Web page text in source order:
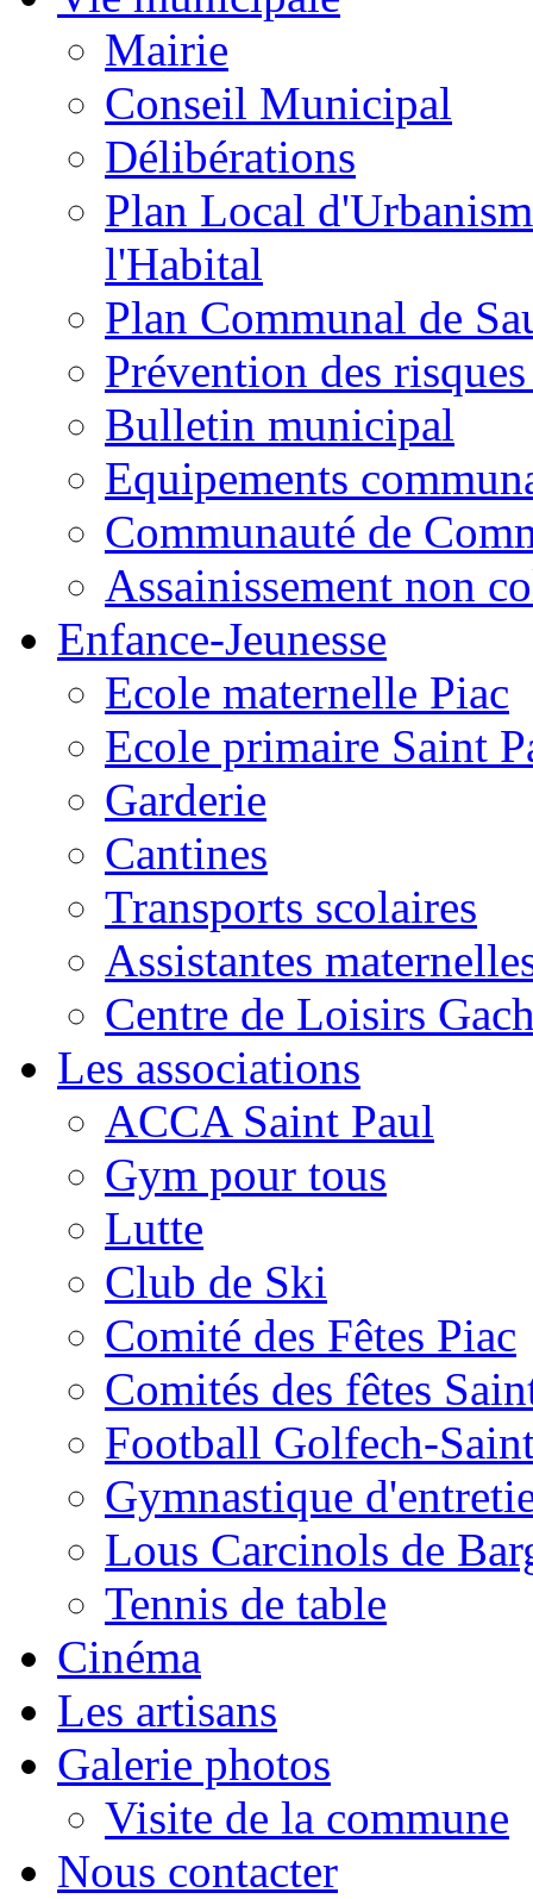
Mairie
Conseil Municipal
Délibérations
Plan Local
l'Habital
Plan Communal de
Prévention des
Bulletin municipal
Equipements
Communauté de
Assainissement non
Enfance-Jeunesse
Ecole maternelle Piac
Ecole primaire Saint
Garderie
Cantines
Transports scolaires
Assistantes
Centre de Loisirs
Les associations
ACCA Saint Paul
Gym pour tous
Lutte
Club de Ski
Comité des Fêtes Piac
Comités des fêtes
Football Golfech-
Gymnastique
Lous Carcinols de
Tennis de table
Cinéma
Les artisans
Galerie photos
Visite de la commune
Nous contacter